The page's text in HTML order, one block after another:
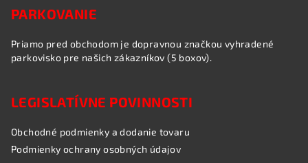
PARKOVANIE
Priamo pred obchodom je dopravnou značkou vyhradené
parkovisko pre našich zákazníkov (5 boxov).
LEGISLATÍVNE POVINNOSTI
Obchodné podmienky a dodanie tovaru
Podmienky ochrany osobných údajov